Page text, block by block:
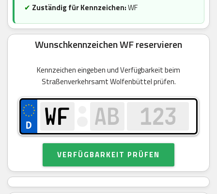
✔ Zuständig für Kennzeichen:WF
Wunschkennzeichen WF reservieren
Kennzeichen eingeben und Verfügbarkeit beim
Straßenverkehrsamt Wolfenbüttel prüfen.
VERFÜGBARKEIT PRÜFEN